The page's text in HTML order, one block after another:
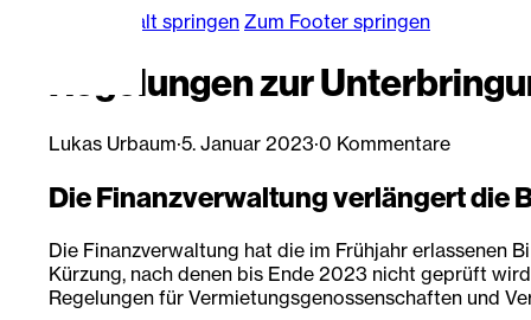
Zum Hauptinhalt springen Zum Footer springen
Regelungen zur
Lukas Urbaum·5. Januar 2023·0 Kommentare
Die Finanzverwaltung verlängert die
Die Finanzverwaltung hat die im Frühjahr erlassenen
Kürzung, nach denen bis Ende 2023 nicht geprüft
Regelungen für Vermietungsgenossenschaften und